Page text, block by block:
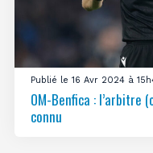
Publié le 16 Avr 2024 à
OM-Benfica : l’arbitre
connu